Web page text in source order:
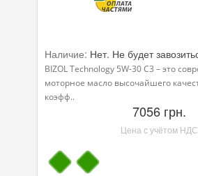
Наличие: Нет. Не будет
BIZOL Technology 5W-30 C3 – это
моторное масло высочайшего
коэфф..
7056 грн.
Цена с учётом НДС